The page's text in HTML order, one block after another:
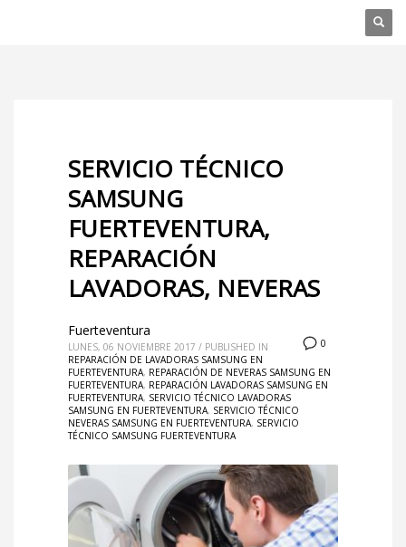
SERVICIO TÉCNICO
SAMSUNG
FUERTEVENTURA,
REPARACIÓN
LAVADORAS, NEVERAS
0
Fuerteventura
LUNES, 06 NOVIEMBRE 2017 / PUBLISHED IN
REPARACIÓN DE LAVADORAS SAMSUNG EN
FUERTEVENTURA, REPARACIÓN DE NEVERAS SAMSUNG EN
FUERTEVENTURA, REPARACIÓN LAVADORAS SAMSUNG EN
FUERTEVENTURA, SERVICIO TÉCNICO LAVADORAS
SAMSUNG EN FUERTEVENTURA, SERVICIO TÉCNICO
NEVERAS SAMSUNG EN FUERTEVENTURA, SERVICIO
TÉCNICO SAMSUNG FUERTEVENTURA